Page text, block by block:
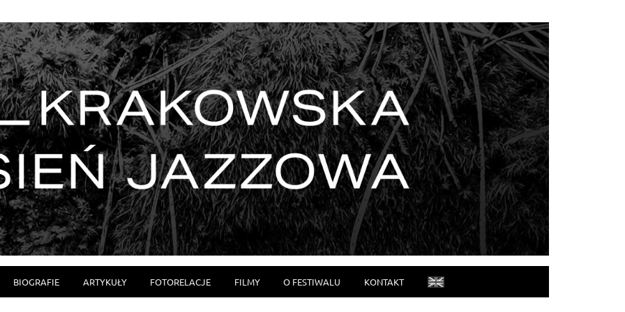
BIOGRAFIE ARTYKUŁY FOTORELACJE FILMY O FESTIWALU KONTAKT